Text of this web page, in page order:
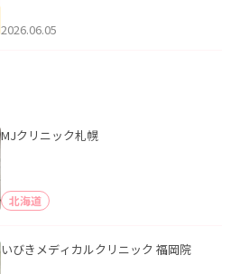
2026.06.05
MJクリニック札幌
北海道
いびきメディカルクリニック 福岡院